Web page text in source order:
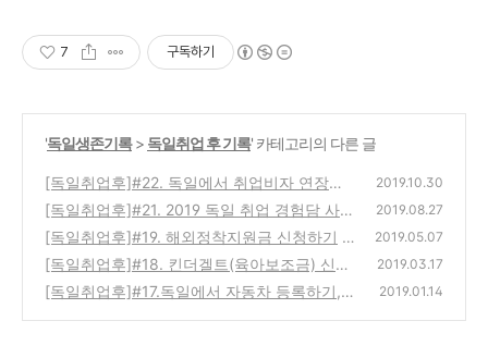
7 구독하기
'독일생존기록> 독일취업 후 기록' 카테고리의 다른 글
[독일취업후]#22. 독일에서 취업비자 연장신
청하기 1편
(0)
2019.10.30
[독일취업후]#21. 2019 독일 취업 경험담 사례
집(feat. 주독일대사관)
(2)
2019.08.27
[독일취업후]#19. 해외정착지원금 신청하기
(1
0)
2019.05.07
[독일취업후]#18. 킨더겔트(육아보조금) 신청
1편 - 온라인 신청
(7)
2019.03.17
[독일취업후]#17.독일에서 자동차 등록하기,
2019.01.14